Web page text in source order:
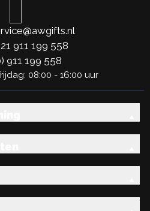
911 199 558
911 199 558
08:00 - 16:00 uur